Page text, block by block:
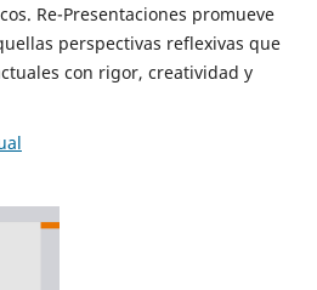
Re-Presentaciones promueve
perspectivas reflexivas que
con rigor, creatividad y